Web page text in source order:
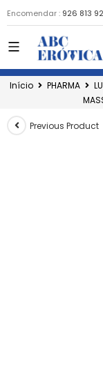
Encomendar : 926 813
Início PHARMA
Previous Product